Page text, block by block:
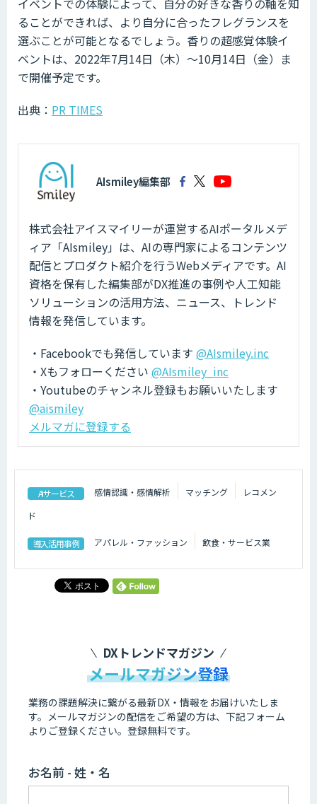
ることができれば、より自分に合ったフレグランスを
選ぶことが可能となるでしょう。香りの超感覚体験イ
ベントは、2022年7月14日（木）～10月14日（金）ま
で開催予定です。
出典： PR TIMES
AIsmiley編集部
株式会社アイスマイリーが運営するAIポータルメデ
ィア「AIsmiley」は、AIの専門家によるコンテンツ
配信とプロダクト紹介を行うWebメディアです。AI
資格を保有した編集部がDX推進の事例や人工知能
ソリューションの活用方法、ニュース、トレンド
情報を発信しています。
・Facebookでも発信しています @AIsmiley.inc
・Xもフォローください @AIsmiley_inc
・Youtubeのチャンネル登録もお願いいたします
@aismiley
メルマガに登録する
AIサービス 感情認識・感情解析 マッチング
レコメン
ド
導入活用事例 アパレル・ファッション 飲食・サービス業
DXトレンドマガジン
メールマガジン登録
業務の課題解決に繋がる最新DX・情報をお届けいたしま
す。 メールマガジンの配信をご希望の方は、下記フォーム
よりご登録ください。登録無料です。
お名前 - 姓・名